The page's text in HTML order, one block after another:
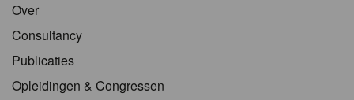
Over
Consultancy
Publicaties
Opleidingen & Congressen